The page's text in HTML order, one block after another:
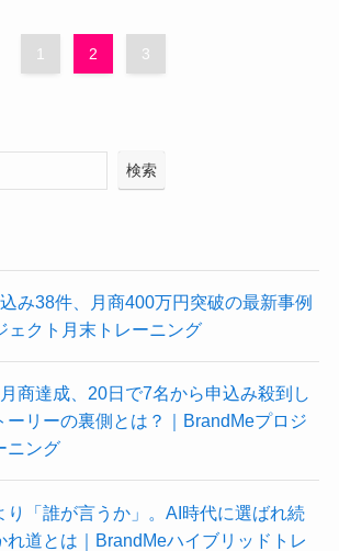
1 2 3
検索
込み38件、月商400万円突破の最新事例
ェクト月末トレーニング
月商達成、20日で7名から申込み殺到し
ーリーの裏側とは？｜BrandMeプロジ
ニング
り「誰が言うか」。AI時代に選ばれ続
れ道とは｜BrandMeハイブリッドトレ